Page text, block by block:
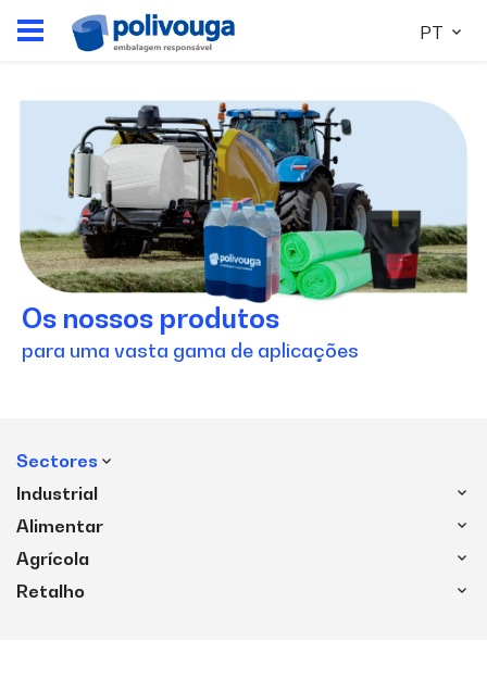
PT
Os nossos produtos
para uma vasta gama de aplicações
Sectores
Industrial
Alimentar
Agrícola
Retalho